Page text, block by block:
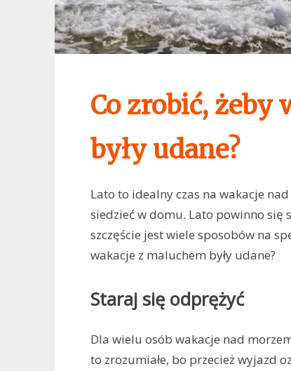
Co zrobić, żeby
były udane?
Lato to idealny czas na wakacje
siedzieć w domu. Lato powinno się
szczęście jest wiele sposobów na
wakacje z maluchem były udane?
Staraj się odprężyć
Dla wielu osób wakacje nad
to zrozumiałe, bo przecież wyjazd